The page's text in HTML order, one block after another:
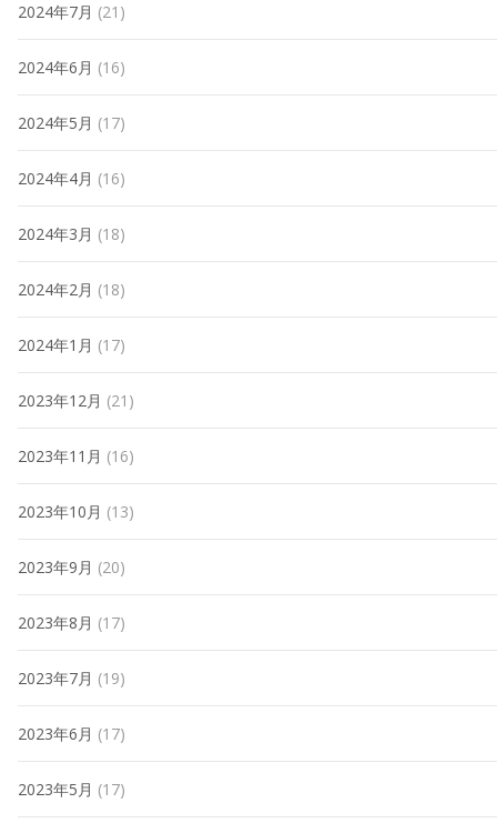
2024年7月 (21)
2024年6月 (16)
2024年5月 (17)
2024年4月 (16)
2024年3月 (18)
2024年2月 (18)
2024年1月 (17)
2023年12月 (21)
2023年11月 (16)
2023年10月 (13)
2023年9月 (20)
2023年8月 (17)
2023年7月 (19)
2023年6月 (17)
2023年5月 (17)